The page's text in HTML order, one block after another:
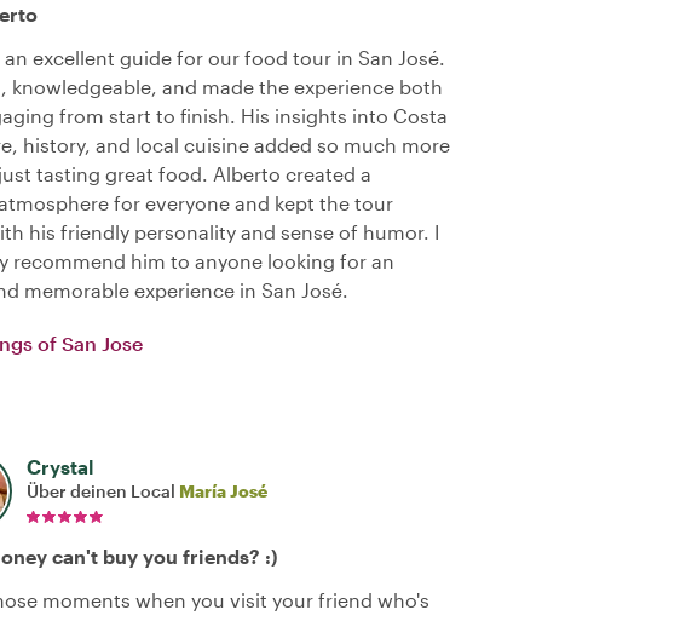
excellent guide for our food tour in San José.
knowledgeable, and made the experience both
from start to finish. His insights into Costa
history, and local cuisine added so much more
tasting great food. Alberto created a
for everyone and kept the tour
his friendly personality and sense of humor. I
recommend him to anyone looking for an
memorable experience in San José.
of San Jose
Crystal
Über deinen Local María José
can't buy you friends? :)
moments when you visit your friend who's